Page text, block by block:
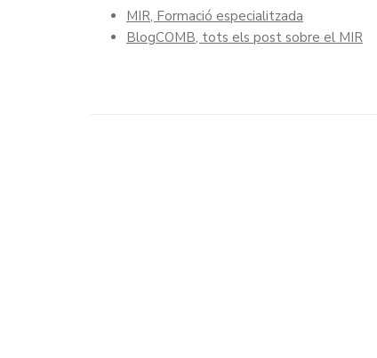
MIR, Formació especialitzada
BlogCOMB, tots els post sobre el MIR